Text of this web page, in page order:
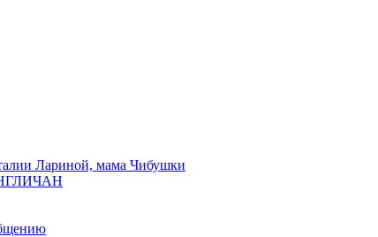
Лариной, мама Чибушки